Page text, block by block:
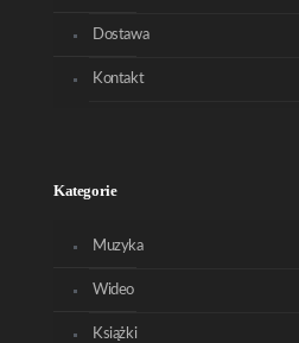
Dostawa
Kontakt
Kategorie
Muzyka
Wideo
Książki